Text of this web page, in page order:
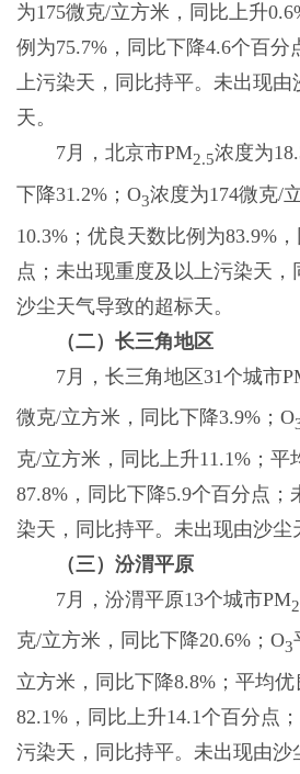
为175微克/立方米，同比上升
例为75.7%，同比下降4.6个百分
上污染天，同比持平。未出现
天。
7月，北京市PM2.5浓度为
下降31.2%；O3浓度为174微克/
10.3%；优良天数比例为83.9%
点；未出现重度及以上污染天
沙尘天气导致的超标天。
（二）长三角地区
7月，长三角地区31个城市
微克/立方米，同比下降3.9%；O
克/立方米，同比上升11.1%；平
87.8%，同比下降5.9个百分点
染天，同比持平。未出现由沙尘
（三）汾渭平原
7月，汾渭平原13个城市PM
克/立方米，同比下降20.6%；O3
立方米，同比下降8.8%；平均
82.1%，同比上升14.1个百分点
污染天，同比持平。未出现由沙